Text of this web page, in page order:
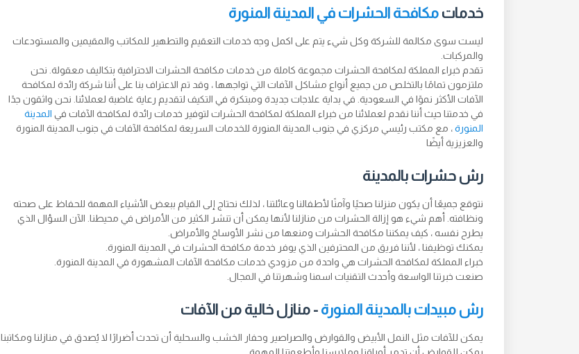
خدمات مكافحة الحشرات في المدينة المنورة
ليست سوى مكالمة للشركة وكل شيء يتم على اكمل وجه خدمات التعقيم والتطهير للمكاتب والمقيمين والمستودعات
والمركبات.
تقدم خبراء المملكة لمكافحة الحشرات مجموعة كاملة من خدمات مكافحة الحشرات الاحترافية بتكاليف معقولة. نحن
ملتزمون تمامًا بالتخلص من جميع أنواع مشاكل الآفات التي تواجهها ، وقد تم الاعتراف بنا على أننا شركة رائدة لمكافحة
الآفات الأكثر نموًا في السعودية. في بداية علاجات جديدة ومبتكرة في التكيف لتقديم رعاية غاضبة لعملائنا. نحن واثقون جدًا
في خدمتنا حيث أننا نقدم لعملائنا من خبراء المملكة لمكافحة الحشرات لتوفير خدمات رائدة لمكافحة الآفات في المدينة
المنورة، مع مكتب رئيسي مركزي في جنوب المدينة المنورة للخدمات السريعة لمكافحة الآفات في جنوب المدينة المنورة
والعزيزية أيضًا
رش حشرات بالمدينة
نتوقع جميعًا أن يكون منزلنا صحيًا وآمنًا لأطفالنا وعائلتنا ، لذلك نحتاج إلى القيام ببعض الأشياء المهمة للحفاظ على صحته
ونظافته. أهم شيء هو إزالة الحشرات من منازلنا لأنها يمكن أن تنشر الكثير من الأمراض في محيطنا. الآن السؤال الذي
يطرح نفسه ، كيف يمكننا مكافحة الحشرات ومنعها من نشر الأوساخ والأمراض.
يمكنك توظيفنا ، لأننا فريق من المحترفين الذي يوفر خدمة مكافحة الحشرات في المدينة المنورة.
خبراء المملكة لمكافحة الحشرات هي واحدة من مزودي خدمات مكافحة الآفات المشهورة في المدينة المنورة.
صنعت خبرتنا الواسعة وأحدث التقنيات اسمنا وشهرتنا في المجال.
رش مبيدات بالمدينة المنورة - منازل خالية من الآفات
يمكن للآفات مثل النمل الأبيض والقوارض والصراصير وحفار الخشب والسحلية أن تحدث أضرارًا لا يُصدق في منازلنا ومكاتبنا.
يمكن للقوارض أن تدمر أوراقنا وملابسنا وأطعمتنا المهمة.